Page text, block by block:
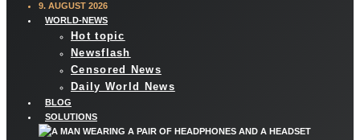
9. AUGUST 2026
WORLD-NEWS
Hot topic
Newsflash
Censored News
Daily World News
BLOG
SOLUTIONS